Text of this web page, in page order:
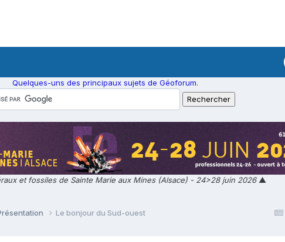
Quelques-uns des principaux sujets de Géoforum.
et fossiles de Sainte Marie aux Mines (Alsace) - 24>28 juin 2026▲
Le bonjour du Sud-ouest